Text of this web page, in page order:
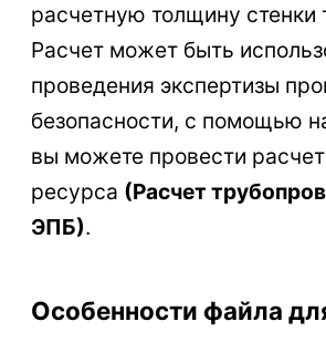
расчетную толщину стенки
Расчет может быть
проведения экспертизы
безопасности, с помощью
вы можете провести расчет
ресурса (Расчет
ЭПБ).
Особенности файла